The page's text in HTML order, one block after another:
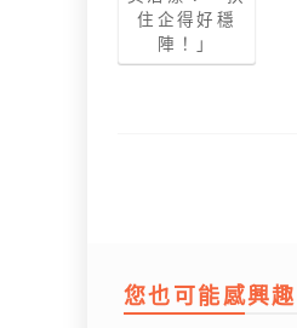
住企得好穩
陣！」
您也可能感興趣